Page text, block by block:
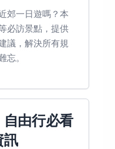
郊一日遊嗎？本
必訪景點，提供
議，解決所有規
。
由行必看
訊